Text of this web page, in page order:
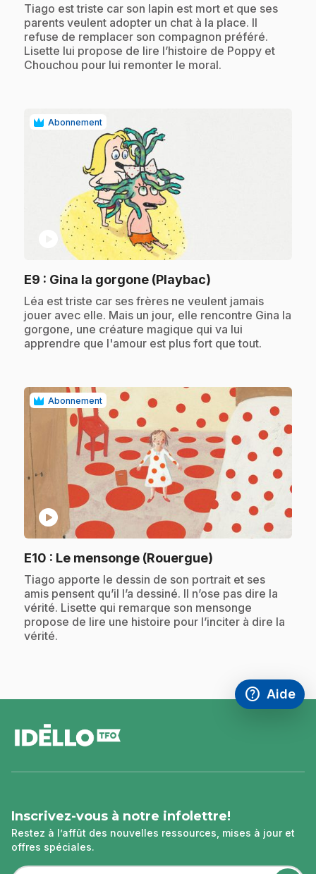
.Tiago est triste car son lapin est mort et que ses
parents veulent adopter un chat à la place. Il
refuse de remplacer son compagnon préféré.
Lisette lui propose de lire l’histoire de Poppy et
Chouchou pour lui remonter le moral.
Abonnement
E9 : Gina la gorgone (Playbac)
.Léa est triste car ses frères ne veulent jamais
jouer avec elle. Mais un jour, elle rencontre Gina la
gorgone, une créature magique qui va lui
apprendre que l'amour est plus fort que tout.
Abonnement
play_circle
E10 : Le mensonge (Rouergue)
.Tiago apporte le dessin de son portrait et ses
amis pensent qu’il l’a dessiné. Il n’ose pas dire la
vérité. Lisette qui remarque son mensonge
propose de lire une histoire pour l’inciter à dire la
vérité.
help
Accéder à
Aide
,Ce lien
de
page
Inscrivez-vous à notre infolettre!
Restez à l’affût des nouvelles ressources, mises à jour et
offres spéciales.